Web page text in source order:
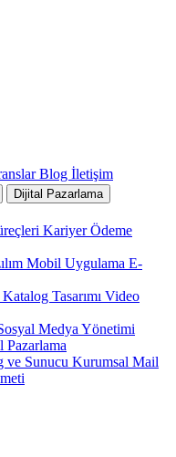
Blog İletişim
Dijital Pazarlama
KariyerÖdeme
Mobil Uygulama E-
Katalog Tasarımı Video
Medya Yönetimi
Pazarlama
ve Sunucu Kurumsal Mail